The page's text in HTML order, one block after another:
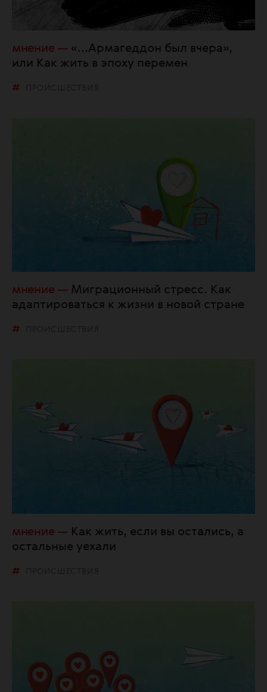
мнение
«...Армагеддон был вчера»,
или Как жить в эпоху перемен
мнение
Миграционный стресс. Как
адаптироваться к жизни в новой стране
мнение
Как жить, если вы остались, а
остальные уехали